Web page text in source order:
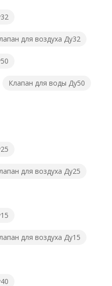
для воздуха Ду32
Клапан для воды Ду50
для воздуха Ду25
для воздуха Ду15